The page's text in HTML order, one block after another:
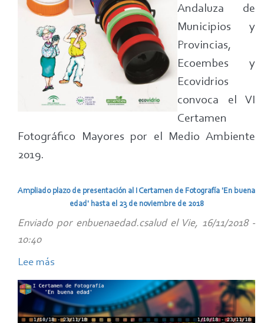
2019
Andaluza de
Municipios y
Provincias,
Ecoembes y
Ecovidrios
convoca el VI
Certamen
Fotográfico Mayores por el Medio Ambiente
2019.
Ampliado plazo de presentación al I Certamen de Fotografía 'En buena
edad' hasta el 23 de noviembre de 2018
Enviado por enbuenaedad.csaludel Vie, 16/11/2018 -
10:40
Lee más
Ampliado
plazo
de